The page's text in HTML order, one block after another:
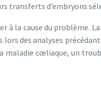
transferts d’embryons
à la cause du
des analyses
maladie cœliaque, un